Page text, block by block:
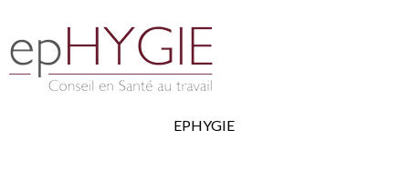
EPHYGIE